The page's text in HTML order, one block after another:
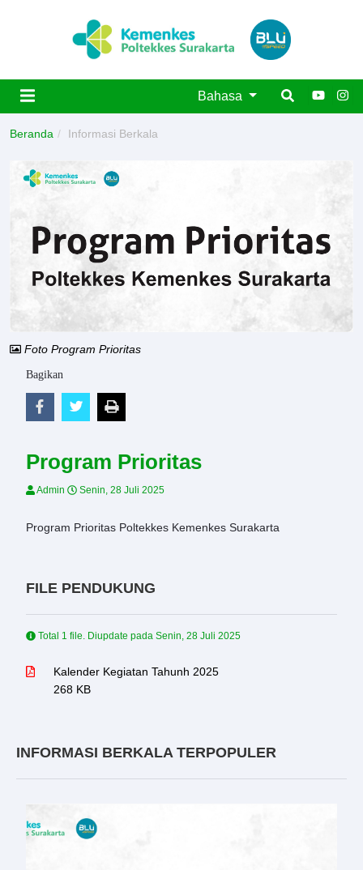
Bahasa
Beranda Informasi Berkala
Foto Program Prioritas
Bagikan
Program Prioritas
Admin Senin, 28 Juli 2025
Program Prioritas Poltekkes Kemenkes Surakarta
FILE PENDUKUNG
Total 1 file. Diupdate pada Senin, 28 Juli 2025
Kalender Kegiatan Tahunh 2025
268 KB
INFORMASI BERKALA TERPOPULER